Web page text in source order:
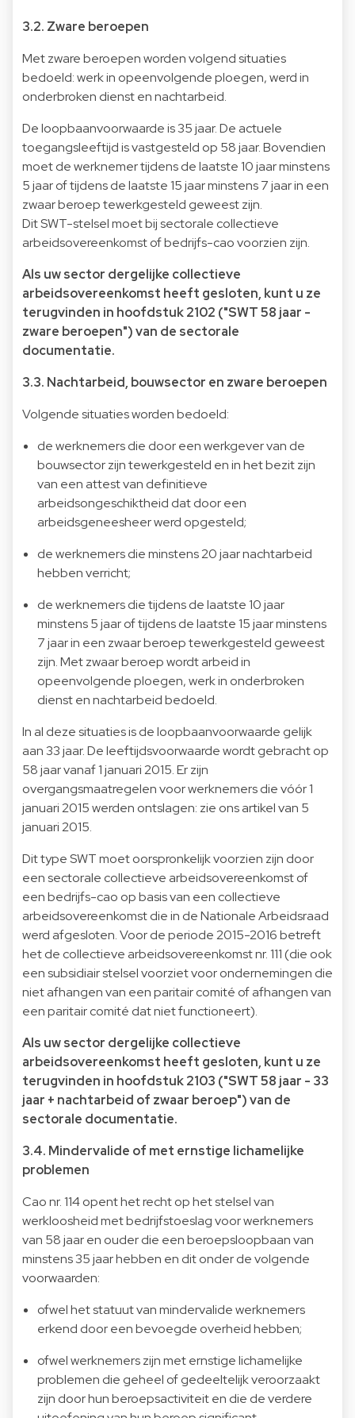
3.2. Zware beroepen
Met zware beroepen worden volgend situaties
bedoeld: werk in opeenvolgende ploegen, werd in
onderbroken dienst en nachtarbeid.
De loopbaanvoorwaarde is 35 jaar. De actuele
toegangsleeftijd is vastgesteld op 58 jaar. Bovendien
moet de werknemer tijdens de laatste 10 jaar minstens
5 jaar of tijdens de laatste 15 jaar minstens 7 jaar in een
zwaar beroep tewerkgesteld geweest zijn.
Dit SWT-stelsel moet bij sectorale collectieve
arbeidsovereenkomst of bedrijfs-cao voorzien zijn.
Als uw sector dergelijke collectieve
arbeidsovereenkomst heeft gesloten, kunt u ze
terugvinden in hoofdstuk 2102 ("SWT 58 jaar -
zware beroepen") van de sectorale
documentatie.
3.3. Nachtarbeid, bouwsector en zware beroepen
Volgende situaties worden bedoeld:
de werknemers die door een werkgever van de
bouwsector zijn tewerkgesteld en in het bezit zijn
van een attest van definitieve
arbeidsongeschiktheid dat door een
arbeidsgeneesheer werd opgesteld;
de werknemers die minstens 20 jaar nachtarbeid
hebben verricht;
de werknemers die tijdens de laatste 10 jaar
minstens 5 jaar of tijdens de laatste 15 jaar minstens
7 jaar in een zwaar beroep tewerkgesteld geweest
zijn. Met zwaar beroep wordt arbeid in
opeenvolgende ploegen, werk in onderbroken
dienst en nachtarbeid bedoeld.
In al deze situaties is de loopbaanvoorwaarde gelijk
aan 33 jaar. De leeftijdsvoorwaarde wordt gebracht op
58 jaar vanaf 1 januari 2015. Er zijn
overgangsmaatregelen voor werknemers die vóór 1
januari 2015 werden ontslagen: zie onsartikel van 5
januari 2015.
Dit type SWT moet oorspronkelijk voorzien zijn door
een sectorale collectieve arbeidsovereenkomst of
een bedrijfs-cao op basis van een collectieve
arbeidsovereenkomst die in de Nationale Arbeidsraad
werd afgesloten. Voor de periode 2015-2016 betreft
het de collectieve arbeidsovereenkomst nr. 111 (die ook
een subsidiair stelsel voorziet voor ondernemingen die
niet afhangen van een paritair comité of afhangen van
een paritair comité dat niet functioneert).
Als uw sector dergelijke collectieve
arbeidsovereenkomst heeft gesloten, kunt u ze
terugvinden in hoofdstuk 2103 ("SWT 58 jaar - 33
jaar + nachtarbeid of zwaar beroep") van de
sectorale documentatie.
3.4. Mindervalide of met ernstige lichamelijke
problemen
Cao nr. 114 opent het recht op het stelsel van
werkloosheid met bedrijfstoeslag voor werknemers
van 58 jaar en ouder die een beroepsloopbaan van
minstens 35 jaar hebben en dit onder de volgende
voorwaarden:
ofwel het statuut van mindervalide werknemers
erkend door een bevoegde overheid hebben;
ofwel werknemers zijn met ernstige lichamelijke
problemen die geheel of gedeeltelijk veroorzaakt
zijn door hun beroepsactiviteit en die de verdere